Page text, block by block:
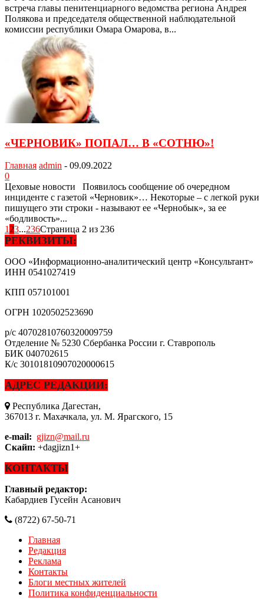
встреча главы пенитенциарного ведомства региона Андрея
Полякова и председателя общественной наблюдательной
комиссии республики Омара Омарова, в...
«ЧЕРНОВИК» ПОПАЛ… В «СОТНЮ»!
Главная admin - 09.09.2022
0
Цеховые новости Появилось сообщение об очередном
инциденте с газетой «Черновик»… Некоторые – с легкой руки
пишущего эти строки - называют ее «Чернобык», за ее
«бодливость»...
1 23...236Страница 2 из 236
РЕКВИЗИТЫ:
ООО «Информационно-аналитический центр «Консультант»
ИНН 0541027419
КПП 057101001
ОГРН 1020502523690
р/с 40702810760320009759
Отделение № 5230 Сбербанка России г. Ставрополь
БИК 040702615
К/с 30101810907020000615
АДРЕС РЕДАКЦИИ:
Республика Дагестан,
367013 г. Махачкала, ул. М. Ярагского, 15
e-mail: gjizn@mail.ru
Скайп: +dagjizn1+
КОНТАКТЫ
Главный редактор:
Кабардиев Гусейн Асанович
(8722) 67-50-71
Главная
Редакция
Реклама
Контакты
Блоги местных жителей
Политика конфиденциальности